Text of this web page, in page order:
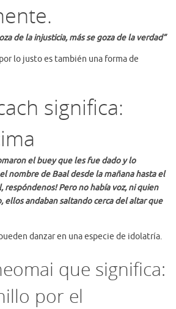
de la injusticia, más se goza de la verdad”
lo justo es también una forma de
significa:
el buey que les fue dado y lo
nombre de Baal desde la mañana hasta el
respóndenos! Pero no había voz, ni quien
ellos andaban saltando cerca del altar que
danzar en una especie de idolatría.
que significa:
por el